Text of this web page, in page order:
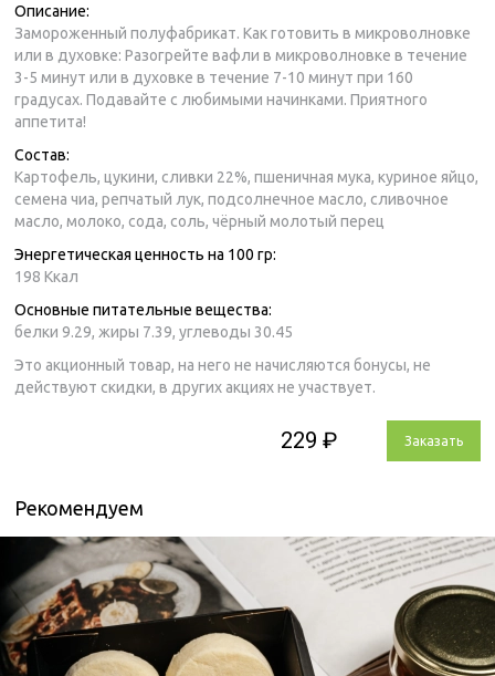
229 ₽ Заказать
Описание:
Замороженный полуфабрикат. Как готовить в микроволновке
или в духовке: Разогрейте вафли в микроволновке в течение
3-5 минут или в духовке в течение 7-10 минут при 160
градусах. Подавайте с любимыми начинками. Приятного
аппетита!
Состав:
Картофель, цукини, сливки 22%, пшеничная мука, куриное яйцо,
семена чиа, репчатый лук, подсолнечное масло, сливочное
масло, молоко, сода, соль, чёрный молотый перец
Энергетическая ценность на 100 гр:
198 Ккал
Основные питательные вещества:
белки 9.29, жиры 7.39, углеводы 30.45
Это акционный товар, на него не начисляются бонусы, не
действуют скидки, в других акциях не участвует.
Рекомендуем